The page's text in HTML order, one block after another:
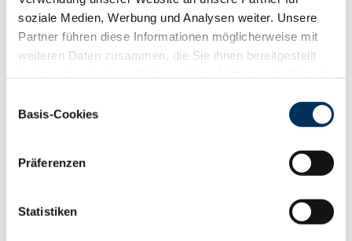
soziale Medien, Werbung und Analysen weiter. Unsere
Partner führen diese Informationen möglicherweise mit
weiteren Daten zusammen, die Sie ihnen bereitgestellt
Cookies, wenn Sie unsere Webseite weiterhin nutzen.
Basis-Cookies
Präferenzen
Statistiken
Gesundheit
88 100 112 124
RZGesund
118
RZEuterfit
RZKlaue
116
109
RZRepro
110
RZKälberfit 113
143